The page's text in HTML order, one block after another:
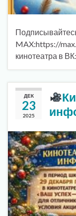
MAX:https://
кинотеатра в
ДЕК
23
2025